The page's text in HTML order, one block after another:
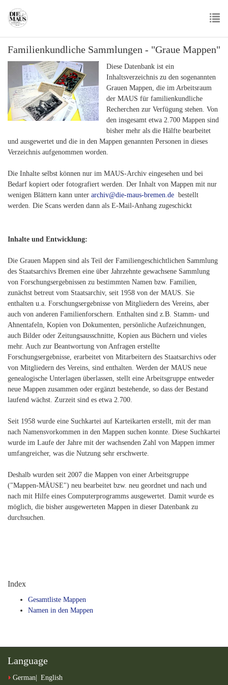
main
Familienkundliche Sammlungen - "Graue Mappen"
Diese Datenbank ist ein
Inhaltsverzeichnis zu den sogenannten
Grauen Mappen, die im Arbeitsraum
der MAUS für familienkundliche
Recherchen zur Verfügung stehen. Von
den insgesamt etwa 2.700 Mappen sind
bisher mehr als die Hälfte bearbeitet
und ausgewertet und die in den Mappen genannten Personen in dieses
Verzeichnis aufgenommen worden.
Die Inhalte selbst können nur im MAUS-Archiv eingesehen und bei
Bedarf kopiert oder fotografiert werden. Der Inhalt von Mappen mit nur
wenigen Blättern kann unter archiv@die-maus-bremen.de bestellt
werden. Die Scans werden dann als E-Mail-Anhang zugeschickt
Inhalte und Entwicklung:
Die Grauen Mappen sind als Teil der Familiengeschichtlichen Sammlung
des Staatsarchivs Bremen eine über Jahrzehnte gewachsene Sammlung
von Forschungsergebnissen zu bestimmten Namen bzw. Familien,
zunächst betreut vom Staatsarchiv, seit 1958 von der MAUS. Sie
enthalten u.a. Forschungsergebnisse von Mitgliedern des Vereins, aber
auch von anderen Familienforschern. Enthalten sind z.B. Stamm- und
Ahnentafeln, Kopien von Dokumenten, persönliche Aufzeichnungen,
auch Bilder oder Zeitungsausschnitte, Kopien aus Büchern und vieles
mehr. Auch zur Beantwortung von Anfragen erstellte
Forschungsergebnisse, erarbeitet von Mitarbeitern des Staatsarchivs oder
von Mitgliedern des Vereins, sind enthalten. Werden der MAUS neue
genealogische Unterlagen überlassen, stellt eine Arbeitsgruppe entweder
neue Mappen zusammen oder ergänzt bestehende, so dass der Bestand
laufend wächst. Zurzeit sind es etwa 2.700.
Seit 1958 wurde eine Suchkartei auf Karteikarten erstellt, mit der man
nach Namensvorkommen in den Mappen suchen konnte. Diese Suchkartei
wurde im Laufe der Jahre mit der wachsenden Zahl von Mappen immer
umfangreicher, was die Nutzung sehr erschwerte.
Deshalb wurden seit 2007 die Mappen von einer Arbeitsgruppe
("Mappen-MÄUSE") neu bearbeitet bzw. neu geordnet und nach und
nach mit Hilfe eines Computerprogramms ausgewertet. Damit wurde es
möglich, die bisher ausgewerteten Mappen in dieser Datenbank zu
durchsuchen.
Index
Gesamtliste Mappen
Namen in den Mappen
Language
German English